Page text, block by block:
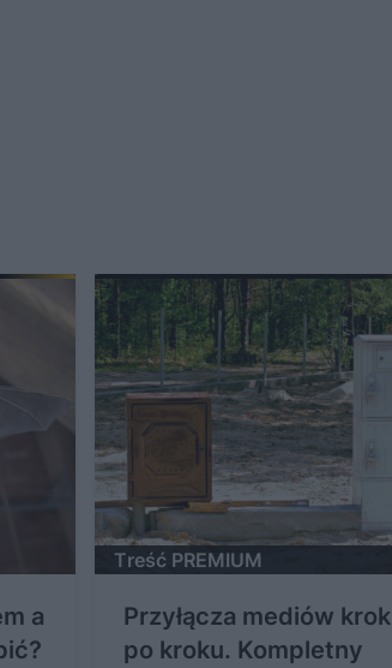
a
Treść PREMIUM
Przyłącza mediów krok
po kroku. Kompletny